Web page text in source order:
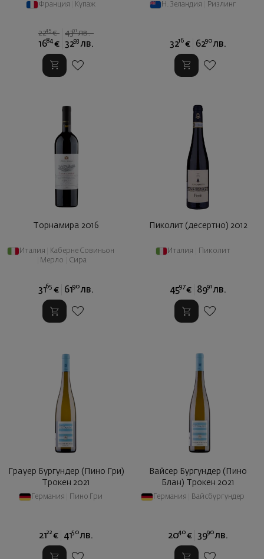
Франция Купаж
2245 € 4391 лв.
1684 € 3293 лв.
Н. Зеландия Ризлинг
3216 € 6290 лв.
Торнамира 2016
Италия
Каберне Совиньон
Мерло Сира
3165 € 6190 лв.
Пиколит (десертно) 2012
Италия Пиколит
4597 € 8991 лв.
Грауер Бургундер (Пино Гри)
Трокен 2021
Германия Пино Гри
2122 € 4150 лв.
Вайсер Бургундер (Пино
Блан) Трокен 2021
Германия Вайсбургундер
2040 € 3990 лв.